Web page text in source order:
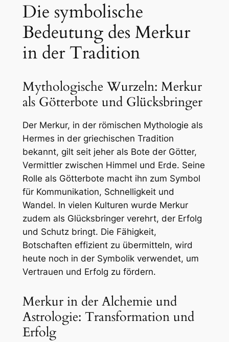
Die symbolische
Bedeutung des Merkur
in der Tradition
Mythologische Wurzeln: Merkur
als Götterbote und Glücksbringer
Der Merkur, in der römischen Mythologie als
Hermes in der griechischen Tradition
bekannt, gilt seit jeher als Bote der Götter,
Vermittler zwischen Himmel und Erde. Seine
Rolle als Götterbote macht ihn zum Symbol
für Kommunikation, Schnelligkeit und
Wandel. In vielen Kulturen wurde Merkur
zudem als Glücksbringer verehrt, der Erfolg
und Schutz bringt. Die Fähigkeit,
Botschaften effizient zu übermitteln, wird
heute noch in der Symbolik verwendet, um
Vertrauen und Erfolg zu fördern.
Merkur in der Alchemie und
Astrologie: Transformation und
Erfolg